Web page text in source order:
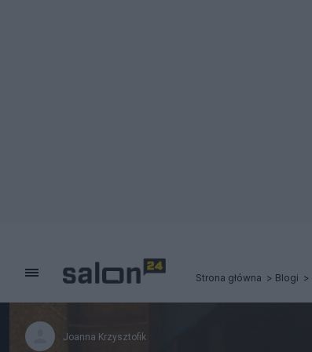
Strona główna Blogi
Joanna Krzysztofik